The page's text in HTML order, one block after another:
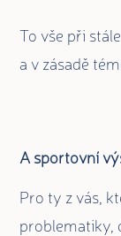
To vše při
a v zásadě
A sportovní
Pro ty z vás,
problematiky,